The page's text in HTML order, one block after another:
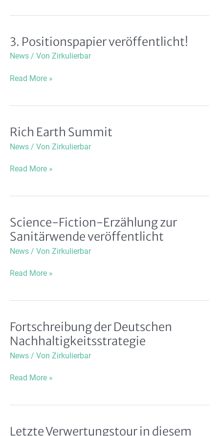
kommen
Kommunen
den
3. Positionspapier veröffentlicht!
News / Von Zirkulierbar
3.
Read More »
Rich Earth Summit
News / Von Zirkulierbar
Rich
Read More »
Science-Fiction-Erzählung zur
Sanitärwende veröffentlicht
News / Von Zirkulierbar
Science-
veröffentlicht
Read More »
Fortschreibung der Deutschen
Nachhaltigkeitsstrategie
News / Von Zirkulierbar
Fortschreibung
Read More »
Letzte Verwertungstour in diesem